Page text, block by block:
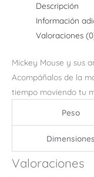
Descripción
Información
Valoraciones
Mickey Mouse y sus
Acompáñalos de la
tiempo moviendo tu
Peso
Dimensiones
Valoraciones